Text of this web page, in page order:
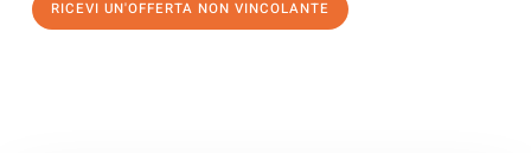
RICEVI UN'OFFERTA NON VINCOLANTE